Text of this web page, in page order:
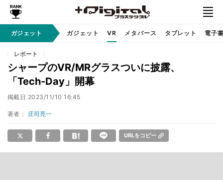
ガジェット ガジェット VR メタバース タブレット 電子
レポート
シャープのVR/MRグラスついに披露、
「Tech-Day」開幕
掲載日 2023/11/10 16:45
著者： 庄司亮一
URLをコピー